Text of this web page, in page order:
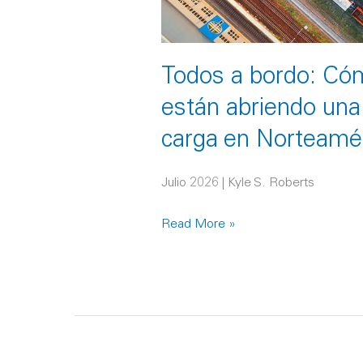
Todos a bordo:
están abriendo
carga en
Julio 2026 | Kyle S. Roberts
de
carga
Norteamérica
Read More »